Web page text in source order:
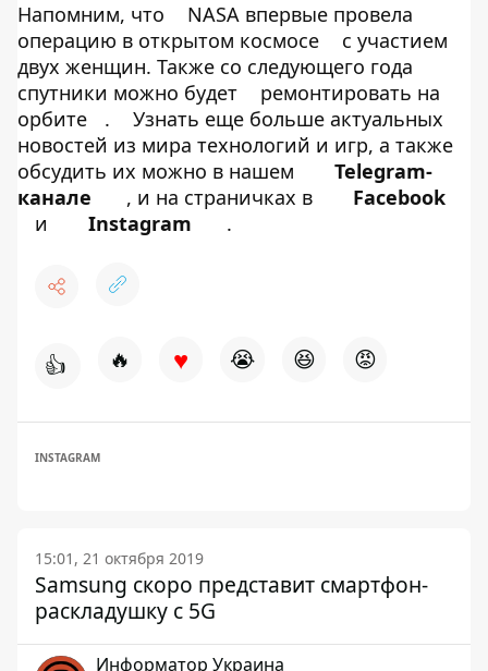
Напомним, что
NASA впервые провела
операцию в открытом космосе
с участием
двух женщин. Также со следующего года
спутники можно будет
ремонтировать на
орбите
.
Узнать еще больше актуальных
новостей из мира технологий и игр, а также
обсудить их можно в нашем
Telegram-
канале
, и на страничках в
Facebook
и
Instagram .
👍 🔥 ♥ 😭 😆 😡
INSTAGRAM
15:01, 21 октября 2019
Samsung скоро представит смартфон-
раскладушку с 5G
Информатор Украина